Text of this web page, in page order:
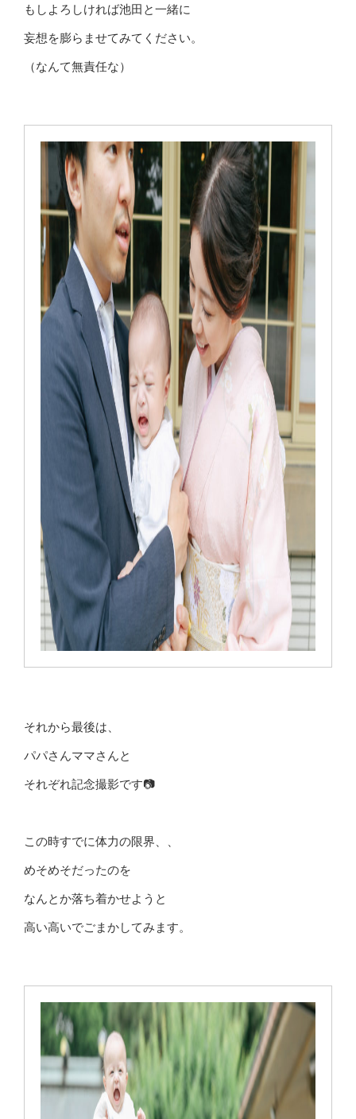
もしよろしければ池田と一緒に
妄想を膨らませてみてください。
（なんて無責任な）
それから最後は、
パパさんママさんと
それぞれ記念撮影です📷
この時すでに体力の限界、、
めそめそだったのを
なんとか落ち着かせようと
高い高いでごまかしてみます。